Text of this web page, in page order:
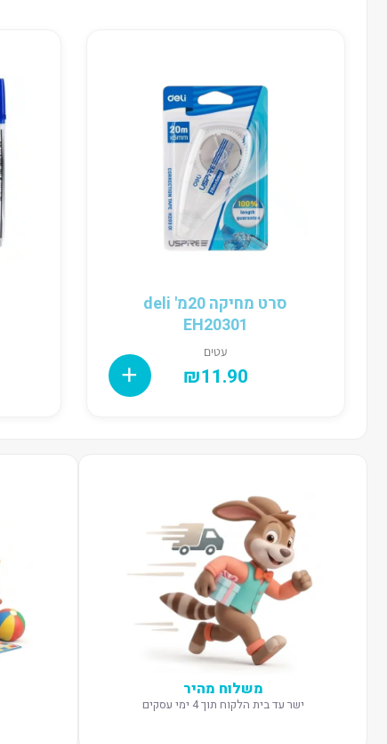
סרט מחיקה 20מ' deli
EH20301
עטים
₪11.90
משלוח מהיר
ישר עד בית הלקוח תוך 4 ימי עסקים